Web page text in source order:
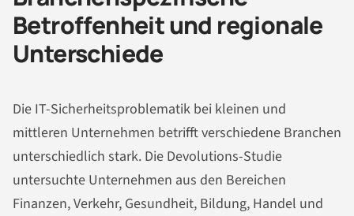
Betroffenheit und regionale
Unterschiede
Die IT-Sicherheitsproblematik bei kleinen und
mittleren Unternehmen betrifft verschiedene Branchen
unterschiedlich stark. Die Devolutions-Studie
untersuchte Unternehmen aus den Bereichen
Finanzen, Verkehr, Gesundheit, Bildung, Handel und